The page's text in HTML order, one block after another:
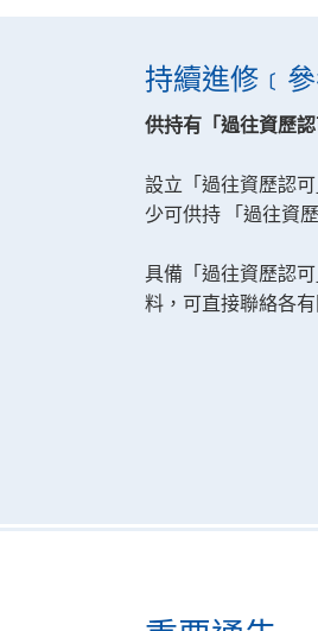
持續進修﹝參
供持有「過往資歷
設立「過往資歷認
少可供持 「過往資
具備「過往資歷認
料，可直接聯絡各